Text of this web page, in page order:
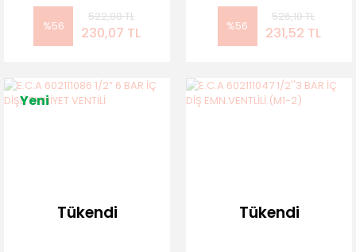
VENTİLİ
%56
522,88 TL
230,07 TL %56
526,18 TL
231,52 TL
Yeni
Tükendi Tükendi